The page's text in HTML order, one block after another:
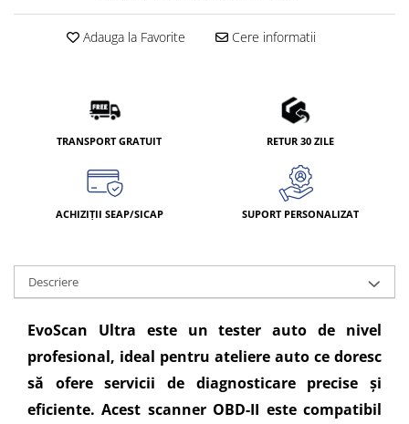
Adauga la Favorite Cere informatii
TRANSPORT GRATUIT RETUR 30 ZILE
ACHIZIȚII SEAP/SICAP SUPORT PERSONALIZAT
Descriere
EvoScan Ultra este un tester auto de nivel
profesional, ideal pentru ateliere auto ce doresc
să ofere servicii de diagnosticare precise și
eficiente. Acest scanner OBD-II este compatibil